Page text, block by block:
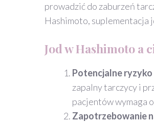
prowadzić do zaburzeń
Hashimoto, suplementacja
Jod w Hashimoto a
Potencjalne ryzyko
zapalny tarczycy i
pacjentów wymaga
Zapotrzebowanie